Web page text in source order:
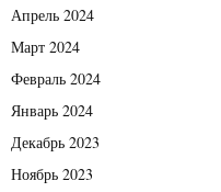
Апрель 2024
Март 2024
Февраль 2024
Январь 2024
Декабрь 2023
Ноябрь 2023